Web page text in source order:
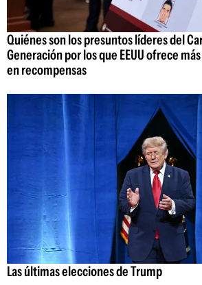
Quiénes son los presuntos líderes del
Generación por los que EEUU ofrece
en recompensas
Las últimas elecciones de Trump